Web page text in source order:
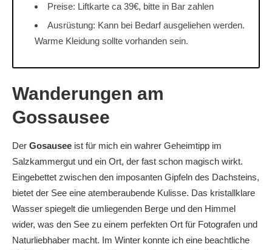
Preise: Liftkarte ca 39€, bitte in Bar zahlen
Ausrüstung: Kann bei Bedarf ausgeliehen werden.
Warme Kleidung sollte vorhanden sein.
Wanderungen am
Gossausee
Der Gosausee ist für mich ein wahrer Geheimtipp im
Salzkammergut und ein Ort, der fast schon magisch wirkt.
Eingebettet zwischen den imposanten Gipfeln des Dachsteins,
bietet der See eine atemberaubende Kulisse. Das kristallklare
Wasser spiegelt die umliegenden Berge und den Himmel
wider, was den See zu einem perfekten Ort für Fotografen und
Naturliebhaber macht. Im Winter konnte ich eine beachtliche